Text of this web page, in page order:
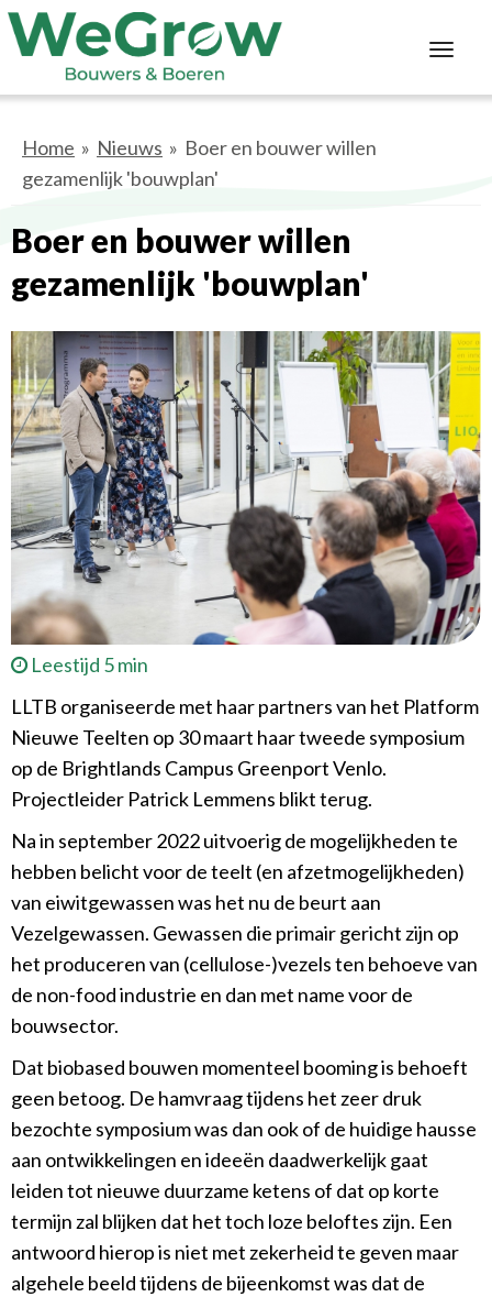
Home » Nieuws » Boer en bouwer willen
gezamenlijk 'bouwplan'
Boer en bouwer willen
gezamenlijk 'bouwplan'
Leestijd 5 min
LLTB organiseerde met haar partners van het Platform
Nieuwe Teelten op 30 maart haar tweede symposium
op de Brightlands Campus Greenport Venlo.
Projectleider Patrick Lemmens blikt terug.
Na in september 2022 uitvoerig de mogelijkheden te
hebben belicht voor de teelt (en afzetmogelijkheden)
van eiwitgewassen was het nu de beurt aan
Vezelgewassen. Gewassen die primair gericht zijn op
het produceren van (cellulose-)vezels ten behoeve van
de non-food industrie en dan met name voor de
bouwsector.
Dat biobased bouwen momenteel booming is behoeft
geen betoog. De hamvraag tijdens het zeer druk
bezochte symposium was dan ook of de huidige hausse
aan ontwikkelingen en ideeën daadwerkelijk gaat
leiden tot nieuwe duurzame ketens of dat op korte
termijn zal blijken dat het toch loze beloftes zijn. Een
antwoord hierop is niet met zekerheid te geven maar
algehele beeld tijdens de bijeenkomst was dat de